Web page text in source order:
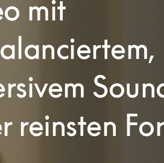
mit
reinsten